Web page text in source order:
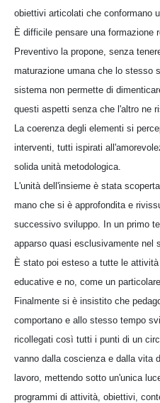
obiettivi articolati che conformano
È difficile pensare una formazione
Preventivo la propone, senza
maturazione umana che lo stesso
sistema non permette di
questi aspetti senza che l'altro ne
La coerenza degli elementi si
interventi, tutti ispirati
solida unità metodologica.
L'unità dell'insieme è stata
mano che si è approfondita e
successivo sviluppo. In un primo
apparso quasi esclusivamente nel
È stato poi esteso a tutte le
educative e no, come un
Finalmente si è insistito che
comportano e allo stesso tempo
ricollegati così tutti i punti di un
vanno dalla coscienza e dalla vita
lavoro, mettendo sotto un'unica
programmi di attività, obiettivi,